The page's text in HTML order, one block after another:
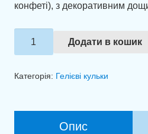
конфеті), з декоративним
Набір
куль
Додати в кошик
Категорія: Гелієві кульки
Опис